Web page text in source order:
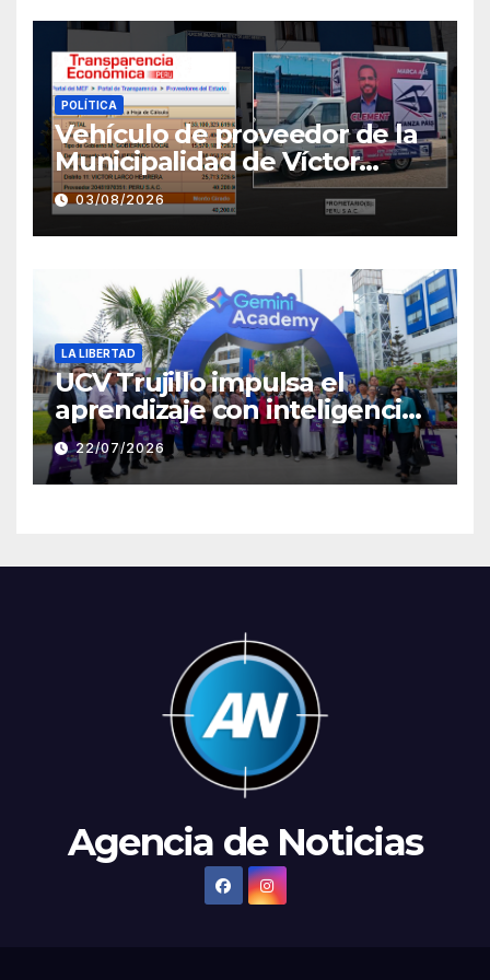
POLÍTICA
Vehículo de proveedor de la
Municipalidad de Víctor
Larco aparece con publicidad
de campaña de León
Clement
03/08/2026
LA LIBERTAD
UCV Trujillo impulsa el
aprendizaje con inteligencia
artificial a través de Google
Gemini
22/07/2026
Agencia de Noticias